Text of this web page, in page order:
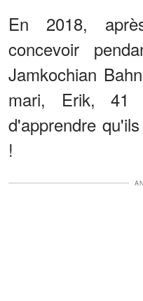
En 2018,
concevoir
Jamkochian
mari, Erik, 41
d'apprendre
!